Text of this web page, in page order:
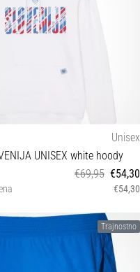
Unisex
UNISEX white hoody
€69,95 €54,30
€54,30
Trajnostno